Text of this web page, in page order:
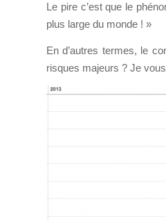
Le pire c’est que le
plus large du monde ! »
En d’autres termes, le
risques majeurs ? Je